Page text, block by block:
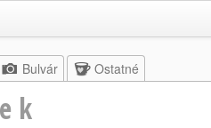
Bulvár Ostatné
k